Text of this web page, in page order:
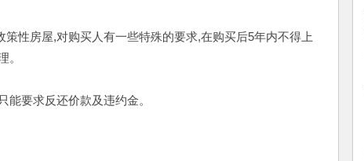
性房屋,对购买人有一些特殊的要求,在购买后5年内不得上
。
要求反还价款及违约金。